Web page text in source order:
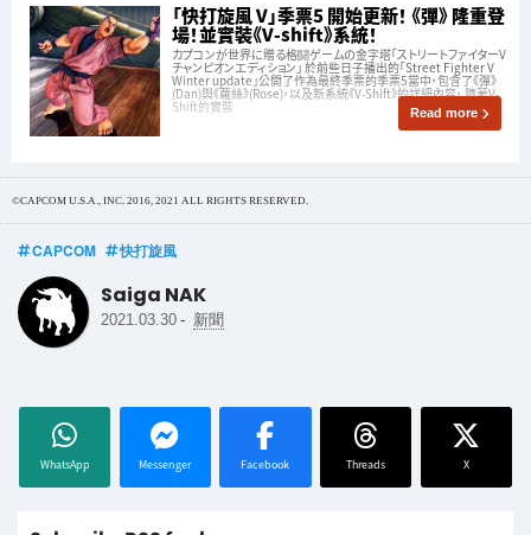
「快打旋風 V」季票5 開始更新！ 《彈》 隆重登
場！並實裝《V-shift》系統！
カプコンが世界に贈る格闘ゲームの金字塔「ストリートファイターV
チャンピオンエディション」 於前些日子播出的「Street Fighter V
Winter update」公開了作為最終季票的季票5當中，包含了《彈》
(Dan)與《蘿絲》(Rose)，以及新系統《V-Shift》的詳細內容， 隨著V-
Shift的實裝 Read more
©CAPCOM U.S.A., INC. 2016, 2021 ALL RIGHTS RESERVED.
CAPCOM 快打旋風
Saiga NAK
2021.03.30 - 新聞
WhatsApp Messenger Facebook Threads X